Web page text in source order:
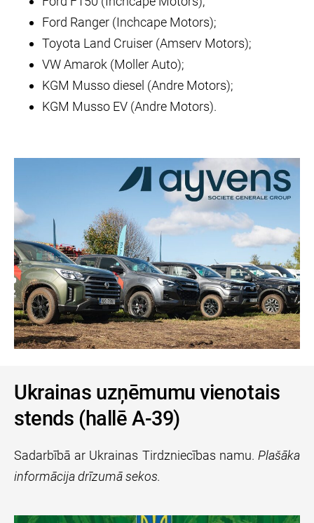
Ford Ranger (Inchcape Motors);
Toyota Land Cruiser (Amserv Motors);
VW Amarok (Moller Auto);
KGM Musso diesel (Andre Motors);
KGM Musso EV (Andre Motors).
Ukrainas uzņēmumu vienotais
stends (hallē A-39)
Sadarbībā ar Ukrainas Tirdzniecības namu. Plašāka
informācija drīzumā sekos.